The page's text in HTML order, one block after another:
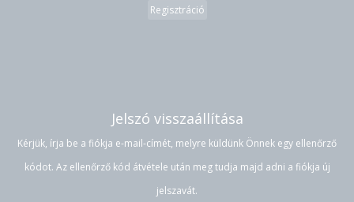
Regisztráció
Jelszó visszaállítása
Kérjük, írja be a fiókja e-mail-címét, melyre küldünk Önnek egy ellenőrző
kódot. Az ellenőrző kód átvétele után meg tudja majd adni a fiókja új
jelszavát.